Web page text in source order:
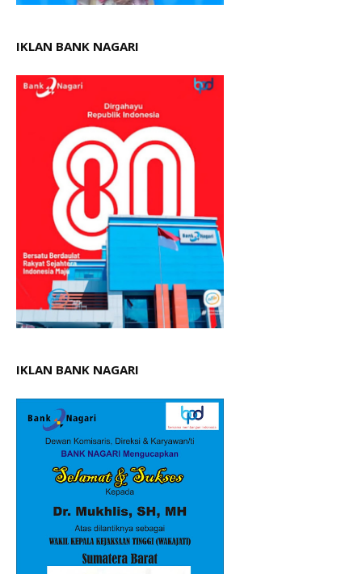
IKLAN BANK NAGARI
IKLAN BANK NAGARI